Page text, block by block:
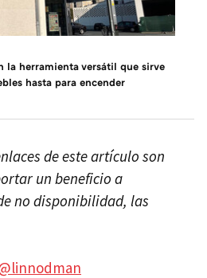
la herramienta versátil que sirve
hasta para encender
de este artículo son
un beneficio a
no disponibilidad, las